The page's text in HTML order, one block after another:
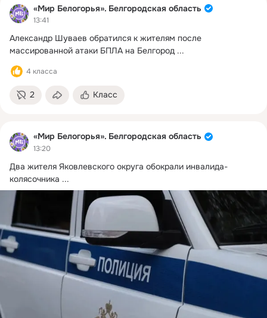
«Мир Белогорья». Белгородская область
13:41
Александр Шуваев обратился к жителям после
массированной атаки БПЛА на Белгород ...
4 класса
2 Класс
«Мир Белогорья». Белгородская область
13:20
Два жителя Яковлевского округа обокрали инвалида-
колясочника ...